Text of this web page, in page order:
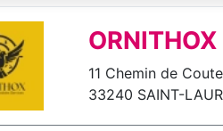
ORNITHOX
11 Chemin de
33240 SAINT-